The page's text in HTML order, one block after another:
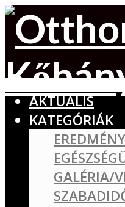
AKTUÁLIS
KATEGÓRIÁK
GALÉRIA/